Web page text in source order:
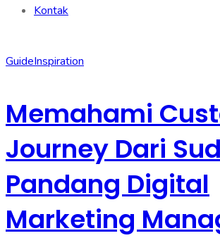
Kontak
GuideInspiration
Memahami
Journey Dari
Pandang Digital
Marketing